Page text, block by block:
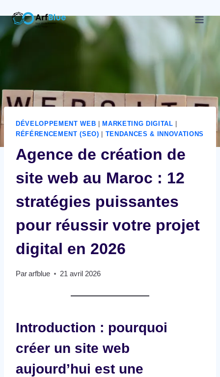
DÉVELOPPEMENT WEB MARKETING DIGITAL
RÉFÉRENCEMENT (SEO)
TENDANCES & INNOVATIONS
Agence de création de
site web au Maroc : 12
stratégies puissantes
pour réussir votre projet
digital en 2026
Pararfblue 21 avril 2026
Introduction : pourquoi
créer un site web
aujourd’hui est une